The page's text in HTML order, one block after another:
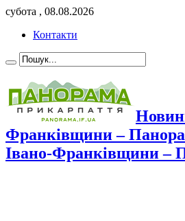
субота , 08.08.2026
Контакти
Франківщини –
Івано-Франківщини –